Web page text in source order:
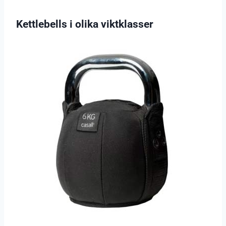
Kettlebells i olika viktklasser